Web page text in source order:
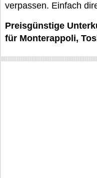
verpassen. Einfach
Preisgünstige
für Monterappoli,